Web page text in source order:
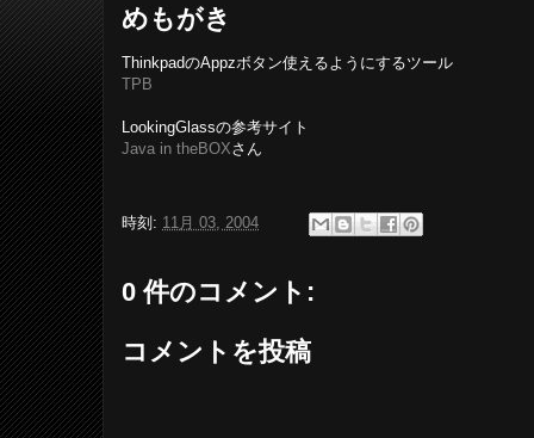
めもがき
ThinkpadのAppzボタン使えるようにするツール
TPB
LookingGlassの参考サイト
Java in theBOXさん
時刻: 11月 03, 2004
0 件のコメント:
コメントを投稿